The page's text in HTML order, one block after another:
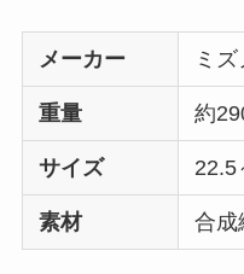
メーカー ミズ
重量 約
サイズ 22.5
素材 合成